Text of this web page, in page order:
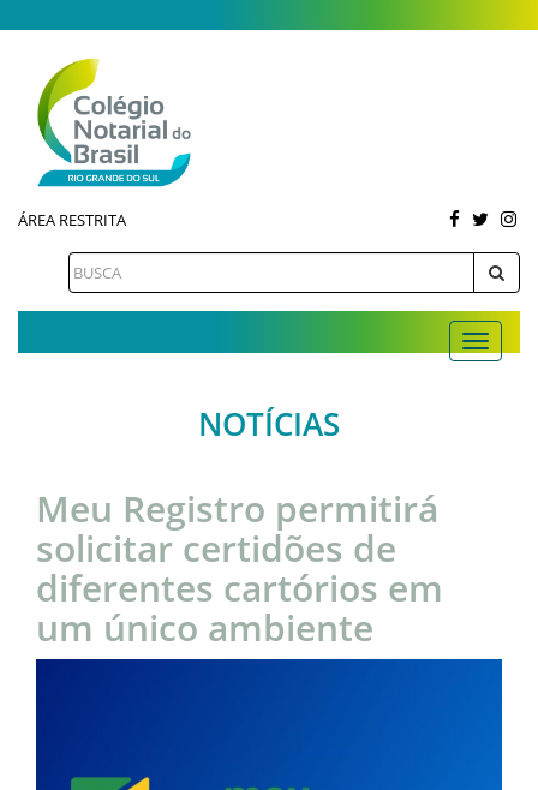
ÁREA RESTRITA
NOTÍCIAS
Meu Registro permitirá
solicitar certidões de
diferentes cartórios em
um único ambiente